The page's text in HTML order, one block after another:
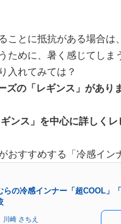
ことに抵抗がある場合
ために、暑く感じてしま
入れてみては？
の「レギンス」がありま
ンス」を中心に詳しくレ
おすすめする「冷感イン
らの冷感インナー「超COOL」
川崎 さちえ